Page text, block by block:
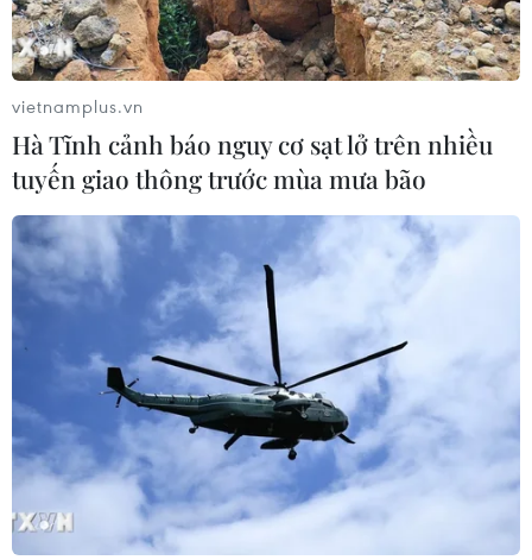
Anh, Australia, Séc khẩn trương sơ tán
công dân khỏi Afghanistan
15/08/2021 07:08
Các máy bay của quân đội Australia sẽ đến Kabul sớm
nhất là trong tuần này để bắt đầu quá trình sơ tán với
sự phối hợp của lực lượng an ninh Mỹ và Anh.
vietnamplus.vn
Hà Tĩnh cảnh báo nguy cơ sạt lở trên nhiều
tuyến giao thông trước mùa mưa bão